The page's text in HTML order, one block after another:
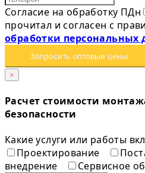
Согласие на обработку ПДн
прочитал и согласен с
обработки персональных
Запросить оптовые цены
×
Расчет стоимости
безопасности
Какие услуги или работы
Проектирование
внедрение
Сервисное